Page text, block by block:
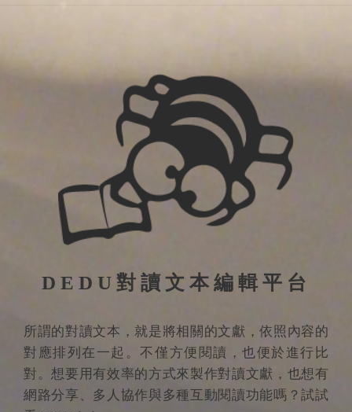
DEDU對讀文本編輯平台
所謂的對讀文本，就是將相關的文獻，依照內容的
對應排列在一起。不僅方便閱讀，也便於進行比
對。想要用有效率的方式來製作對讀文獻，也想有
網路分享、多人協作與多種互動閱讀功能嗎？試試